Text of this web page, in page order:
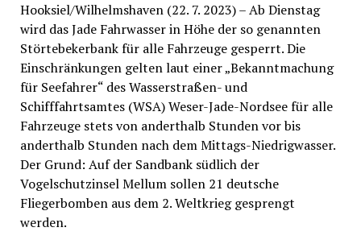
Hooksiel/Wilhelmshaven (22. 7. 2023) – Ab Dienstag
wird das Jade Fahrwasser in Höhe der so genannten
Störtebekerbank für alle Fahrzeuge gesperrt. Die
Einschränkungen gelten laut einer „Bekanntmachung
für Seefahrer“ des Wasserstraßen- und
Schifffahrtsamtes (WSA) Weser-Jade-Nordsee für alle
Fahrzeuge stets von anderthalb Stunden vor bis
anderthalb Stunden nach dem Mittags-Niedrigwasser.
Der Grund: Auf der Sandbank südlich der
Vogelschutzinsel Mellum sollen 21 deutsche
Fliegerbomben aus dem 2. Weltkrieg gesprengt
werden.